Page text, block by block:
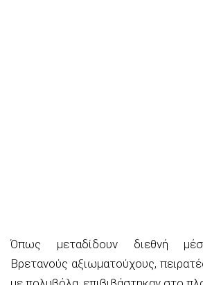
Όπως μεταδίδουν διεθνή
Βρετανούς αξιωματούχους,